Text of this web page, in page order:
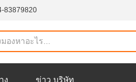
83879820
ง ข่าว บริษัท